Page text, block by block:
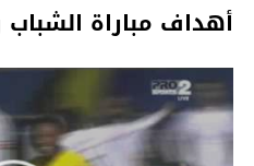
أهداف مباراة الشباب